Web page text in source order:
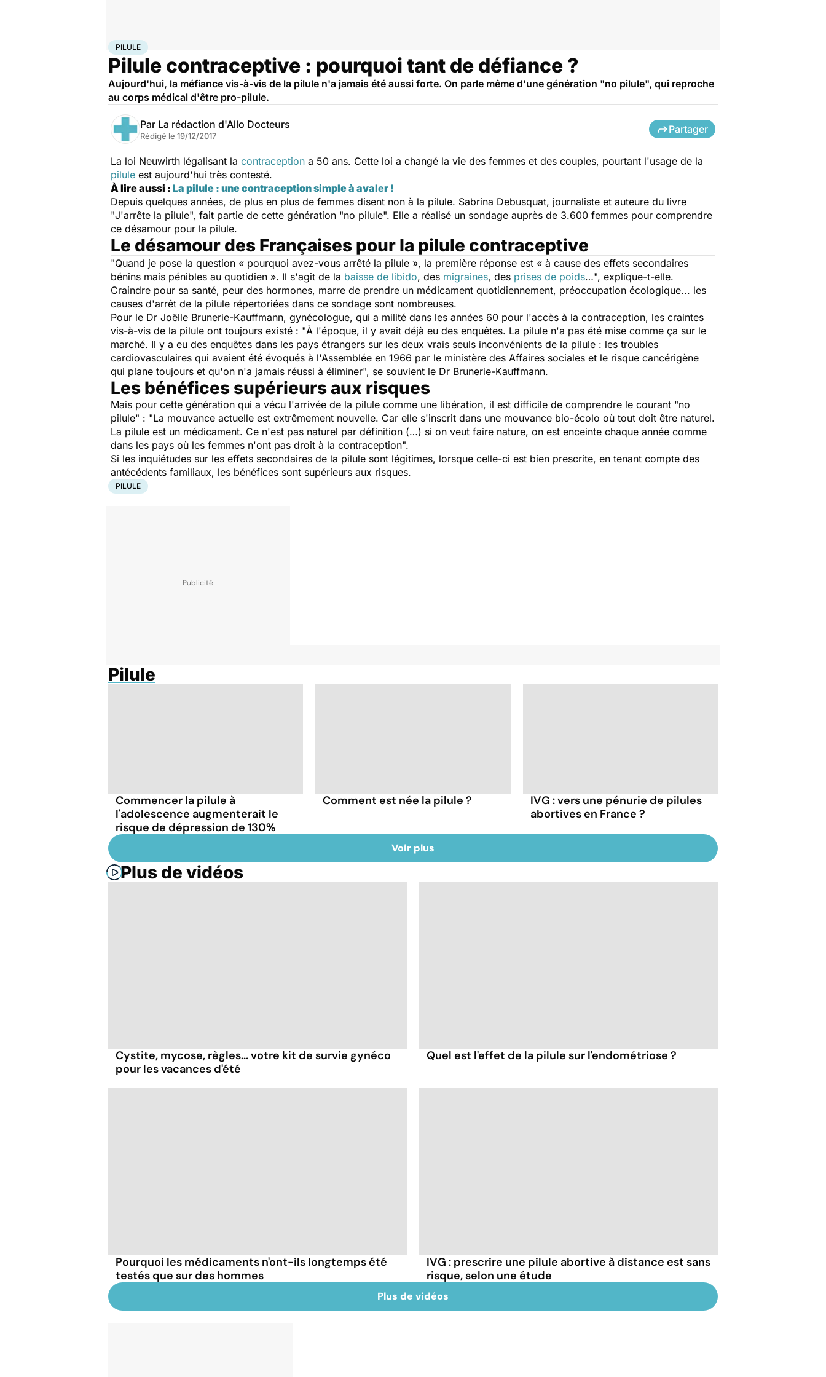
Accueil Santé
PILULE
Pilule contraceptive : pourquoi tant de défiance ?
Aujourd'hui, la méfiance vis-à-vis de la pilule n'a jamais été aussi forte. On parle même d'une génération "no pilule", qui reproche
au corps médical d'être pro-pilule.
Par La rédaction d'Allo Docteurs
Rédigé le 19/12/2017
Partager
La loi Neuwirth légalisant la contraception a 50 ans. Cette loi a changé la vie des femmes et des couples, pourtant l'usage de la
pilule est aujourd'hui très contesté.
À lire aussi : La pilule : une contraception simple à avaler !
Depuis quelques années, de plus en plus de femmes disent non à la pilule. Sabrina Debusquat, journaliste et auteure du livre
"J'arrête la pilule", fait partie de cette génération "no pilule". Elle a réalisé un sondage auprès de 3.600 femmes pour comprendre
ce désamour pour la pilule.
Le désamour des Françaises pour la pilule contraceptive
"Quand je pose la question « pourquoi avez-vous arrêté la pilule », la première réponse est « à cause des effets secondaires
bénins mais pénibles au quotidien ». Il s'agit de la baisse de libido, des migraines, des prises de poids…", explique-t-elle.
Craindre pour sa santé, peur des hormones, marre de prendre un médicament quotidiennement, préoccupation écologique... les
causes d'arrêt de la pilule répertoriées dans ce sondage sont nombreuses.
Pour le Dr Joëlle Brunerie-Kauffmann, gynécologue, qui a milité dans les années 60 pour l'accès à la contraception, les craintes
vis-à-vis de la pilule ont toujours existé : "À l'époque, il y avait déjà eu des enquêtes. La pilule n'a pas été mise comme ça sur le
marché. Il y a eu des enquêtes dans les pays étrangers sur les deux vrais seuls inconvénients de la pilule : les troubles
cardiovasculaires qui avaient été évoqués à l'Assemblée en 1966 par le ministère des Affaires sociales et le risque cancérigène
qui plane toujours et qu'on n'a jamais réussi à éliminer", se souvient le Dr Brunerie-Kauffmann.
Les bénéfices supérieurs aux risques
Mais pour cette génération qui a vécu l'arrivée de la pilule comme une libération, il est difficile de comprendre le courant "no
pilule" : "La mouvance actuelle est extrêmement nouvelle. Car elle s'inscrit dans une mouvance bio-écolo où tout doit être naturel.
La pilule est un médicament. Ce n'est pas naturel par définition (…) si on veut faire nature, on est enceinte chaque année comme
dans les pays où les femmes n'ont pas droit à la contraception".
Si les inquiétudes sur les effets secondaires de la pilule sont légitimes, lorsque celle-ci est bien prescrite, en tenant compte des
antécédents familiaux, les bénéfices sont supérieurs aux risques.
PILULE
Pilule
Commencer la pilule à
l'adolescence augmenterait le
risque de dépression de 130%
Comment est née la pilule ?
IVG : vers une pénurie de pilules
abortives en France ?
Voir plus
Plus de vidéos
Cystite, mycose, règles... votre kit de survie gynéco
pour les vacances d'été
Quel est l'effet de la pilule sur l'endométriose ?
Pourquoi les médicaments n'ont-ils longtemps été
testés que sur des hommes
IVG : prescrire une pilule abortive à distance est sans
risque, selon une étude
Plus de vidéos